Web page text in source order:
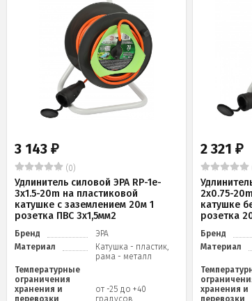
3 143 ₽
(0)
Удлинитель силовой ЭРА RP-1e-
3x1.5-20m на пластиковой
катушке c заземлением 20м 1
розетка ПВС 3х1,5мм2
Бренд
ЭРА
Материал
Катушка - пластик,
рама - металл
Температурные
ограничения
хранения и
перевозки
от -25 до +40
градусов
2 321 ₽
2x0.75-
катушке
розетка
Бренд
Материал
хранения и
перевозки